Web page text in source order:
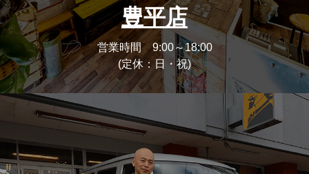
豊平店
営業時間 9:00～18:00
(定休：日・祝)